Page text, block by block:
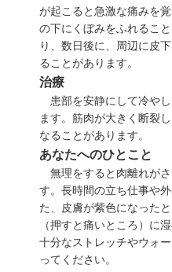
が起こると急激な痛みを
の下にくぼみをふれるこ
り、数日後に、周辺に皮
ることがあります。
治療
患部を安静にして冷や
ます。筋肉が大きく断裂
なることがあります。
あなたへのひとこと
無理をすると肉離れが
す。長時間の立ち仕事や
た、皮膚が紫色になった
（押すと痛いところ）に
十分なストレッチやウォ
ってください。